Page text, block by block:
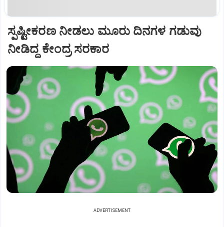
ಸ್ಪಷ್ಟೀಕರಣ ನೀಡಲು ಮೂರು ದಿನಗಳ ಗಡುವು
ನೀಡಿದ್ದ ಕೇಂದ್ರ ಸರಕಾರ
ADVERTISEMENT